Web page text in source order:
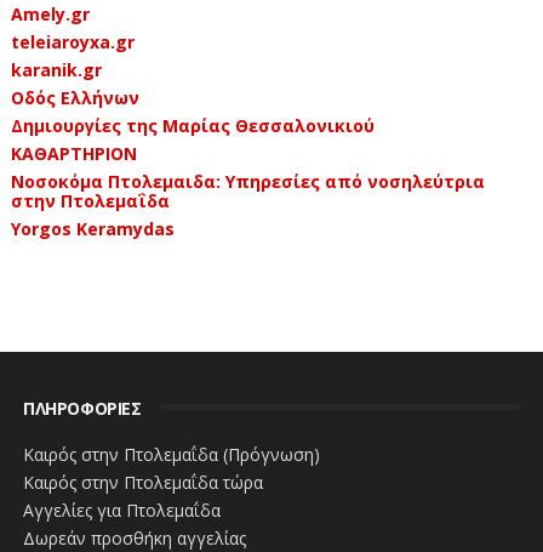
Amely.gr
teleiaroyxa.gr
karanik.gr
Οδός Ελλήνων
Δημιουργίες της Μαρίας Θεσσαλονικιού
ΚΑΘΑΡΤΗΡΙΟΝ
Νοσοκόμα Πτολεμαιδα: Υπηρεσίες από νοσηλεύτρια
στην Πτολεμαΐδα
Yorgos Keramydas
ΠΛΗΡΟΦΟΡΙΕΣ
Καιρός στην Πτολεμαΐδα (Πρόγνωση)
Καιρός στην Πτολεμαΐδα τώρα
Αγγελίες για Πτολεμαΐδα
Δωρεάν προσθήκη αγγελίας